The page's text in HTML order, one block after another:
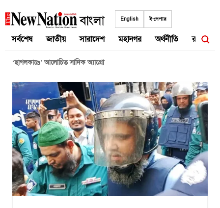
to
English ই-পেপার
সর্বশেষ জাতীয় সারাদেশ মহানগর অর্থনীতি রাজনীতি
‘ছাগলকাণ্ডে’ আলোচিত সাদিক অ্যাগ্রো